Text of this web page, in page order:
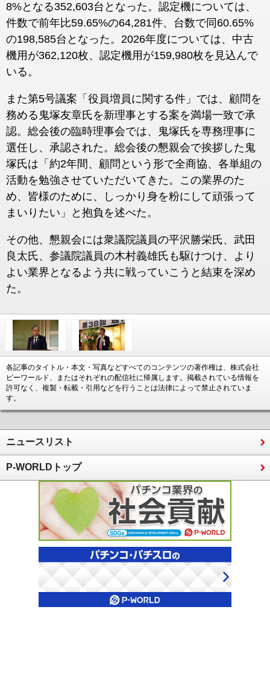
8%となる352,603台となった。認定機については、
件数で前年比59.65%の64,281件、台数で同60.65%
の198,585台となった。2026年度については、中古
機用が362,120枚、認定機用が159,980枚を見込んで
いる。
また第5号議案「役員増員に関する件」では、顧問を
務める鬼塚友章氏を新理事とする案を満場一致で承
認。総会後の臨時理事会では、鬼塚氏を専務理事に
選任し、承認された。総会後の懇親会で挨拶した鬼
塚氏は「約2年間、顧問という形で全商協、各単組の
活動を勉強させていただいてきた。この業界のた
め、皆様のために、しっかり身を粉にして頑張って
まいりたい」と抱負を述べた。
その他、懇親会には衆議院議員の平沢勝栄氏、武田
良太氏、参議院議員の木村義雄氏も駆けつけ、より
よい業界となるよう共に戦っていこうと結束を深め
た。
各記事のタイトル・本文・写真などすべてのコンテンツの著作権は、株式会社
ピーワールド、またはそれぞれの配信社に帰属します。掲載されている情報を
許可なく、複製・転載・引用などを行うことは法律によって禁止されていま
す。
ニュースリスト
P-WORLDトップ